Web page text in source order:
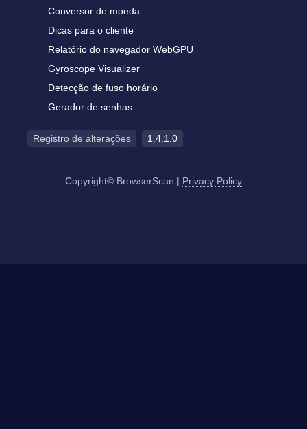
Conversor de moeda
Dicas para o cliente
Relatório do navegador WebGPU
Gyroscope Visualizer
Detecção de fuso horário
Gerador de senhas
Registro de alterações 1.4.1.0
Copyright© BrowserScan | Privacy Policy